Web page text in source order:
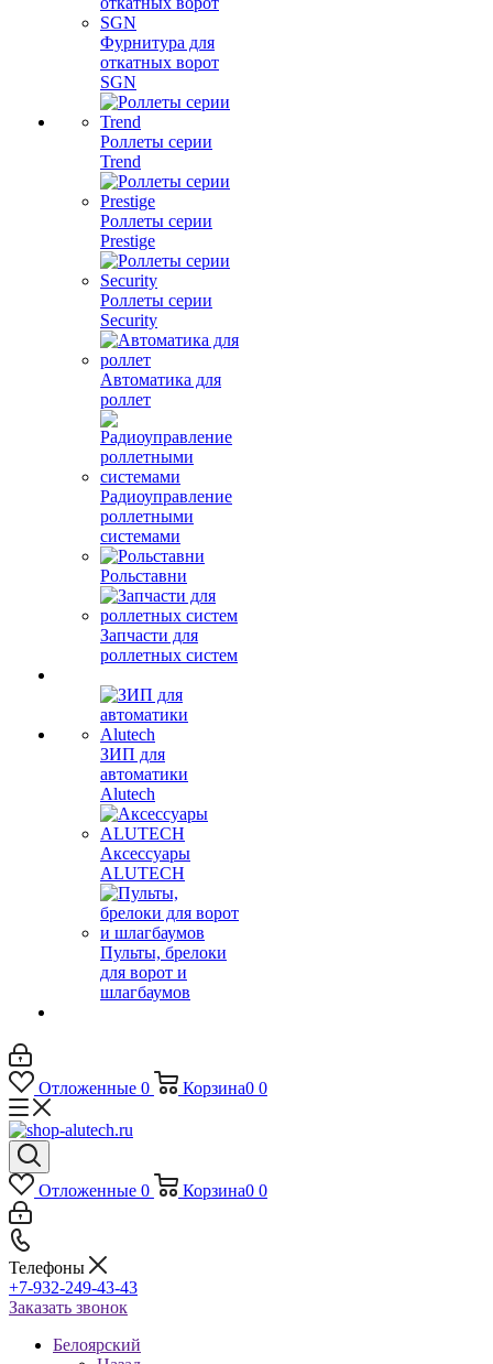
Фурнитура для
откатных ворот
SGN
Роллеты серии
Trend
Роллеты серии
Prestige
Роллеты серии
Security
Автоматика для
роллет
Радиоуправление
роллетными
системами
Рольставни
Запчасти для
роллетных систем
ЗИП для
автоматики
Alutech
Аксессуары
ALUTECH
Пульты, брелоки
для ворот и
шлагбаумов
Отложенные 0 Корзина0 0
Отложенные 0 Корзина0 0
Телефоны
+7-932-249-43-43
Заказать звонок
Белоярский